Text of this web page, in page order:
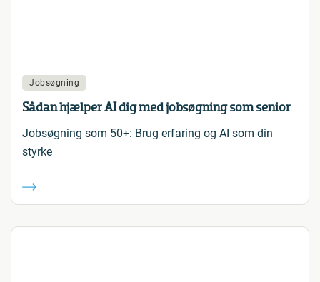
Jobsøgning
Sådan hjælper AI dig med jobsøgning som senior
Jobsøgning som 50+: Brug erfaring og AI som din
styrke